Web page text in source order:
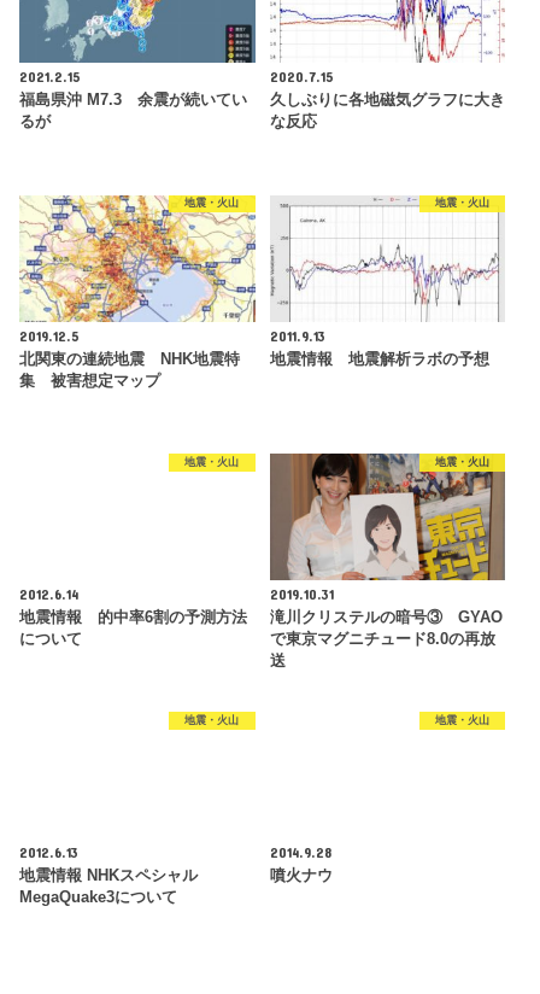
2021.2.15
福島県沖 M7.3 余震が続いてい
るが
2020.7.15
久しぶりに各地磁気グラフに大き
な反応
地震・火山
2019.12.5
北関東の連続地震 NHK地震特
集 被害想定マップ
地震・火山
2011.9.13
地震情報 地震解析ラボの予想
地震・火山
2012.6.14
地震情報 的中率6割の予測方法
について
地震・火山
2019.10.31
滝川クリステルの暗号③ GYAO
で東京マグニチュード8.0の再放
送
地震・火山
2012.6.13
地震情報 NHKスペシャル
MegaQuake3について
地震・火山
2014.9.28
噴火ナウ